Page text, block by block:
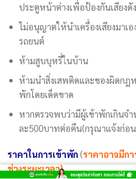
ประตูหน้าต่างเพื่อป้องกันเสียง
ไม่อนุญาตให้นำเครื่องเสียงมาเ
รถยนต์
ห้ามสูบบุหรี่ในบ้าน
ห้ามนำสิ่งเสพติดและของผิดกฎ
พักโดยเด็ดขาด
หากตรวจพบว่ามีผู้เข้าพักเกินจ
ละ500บาทต่อคืน(กรุณาแจ้งก่อ
ราคาในการเข้าพัก (ราคาอาจมีก
ช่วงระยะเวลา)